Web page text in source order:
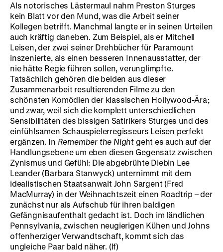
Als notorisches Lästermaul nahm Preston Sturges
kein Blatt vor den Mund, was die Arbeit seiner
Kollegen betrifft. Manchmal langte er in seinen Urteilen
auch kräftig daneben. Zum Beispiel, als er Mitchell
Leisen, der zwei seiner Drehbücher für Paramount
inszenierte, als einen besseren Innenausstatter, der
nie hätte Regie führen sollen, verunglimpfte.
Tatsächlich gehören die beiden aus dieser
Zusammenarbeit resultierenden Filme zu den
schönsten Komödien der klassischen Hollywood-Ära;
und zwar, weil sich die komplett unterschiedlichen
Sensibilitäten des bissigen Satirikers Sturges und des
einfühlsamen Schauspielerregisseurs Leisen perfekt
ergänzen. In Remember the Night geht es auch auf der
Handlungsebene um eben diesen Gegensatz zwischen
Zynismus und Gefühl: Die abgebrühte Diebin Lee
Leander (Barbara Stanwyck) unternimmt mit dem
idealistischen Staatsanwalt John Sargent (Fred
MacMurray) in der Weihnachtszeit einen Roadtrip – der
zunächst nur als Aufschub für ihren baldigen
Gefängnisaufenthalt gedacht ist. Doch im ländlichen
Pennsylvania, zwischen neugierigen Kühen und Johns
offenherziger Verwandtschaft, kommt sich das
ungleiche Paar bald näher. (lf)